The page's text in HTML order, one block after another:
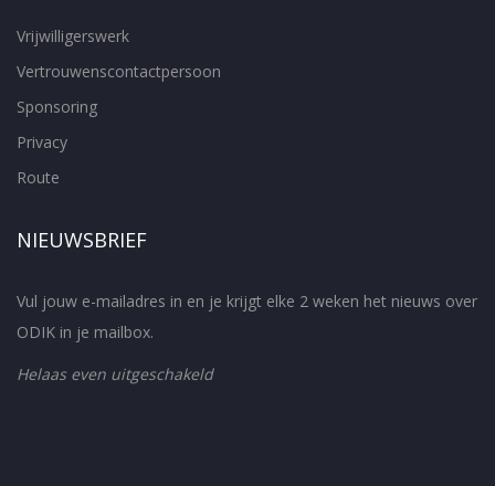
Vrijwilligerswerk
Vertrouwenscontactpersoon
Sponsoring
Privacy
Route
NIEUWSBRIEF
Vul jouw e-mailadres in en je krijgt elke 2 weken het nieuws over
ODIK in je mailbox.
Helaas even uitgeschakeld